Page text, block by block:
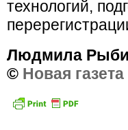
технологий,
Людмила
© Новая газета